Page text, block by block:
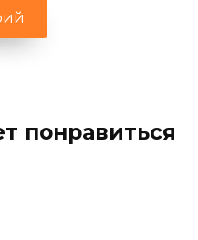
понравиться